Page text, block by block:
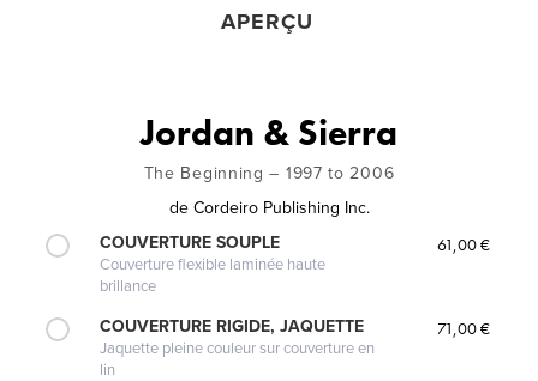
APERÇU
Jordan & Sierra
The Beginning – 1997 to 2006
de Cordeiro Publishing Inc.
COUVERTURE SOUPLE
Couverture flexible laminée haute
brillance
61,00 €
COUVERTURE RIGIDE, JAQUETTE
Jaquette pleine couleur sur couverture en
lin
71,00 €